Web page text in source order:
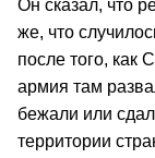
Он сказал, что
же, что
после того, как
армия там
бежали или
территории